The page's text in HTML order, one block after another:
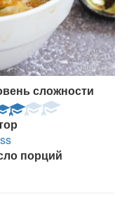
сложности
порций